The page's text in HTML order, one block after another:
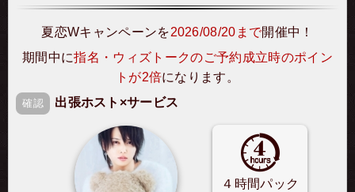
夏恋Wキャンペーンを2026/08/20まで開催中！
期間中に指名・ウィズトークのご予約成立時のポイン
トが2倍になります。
確認 出張ホスト×サービス
４時間パック